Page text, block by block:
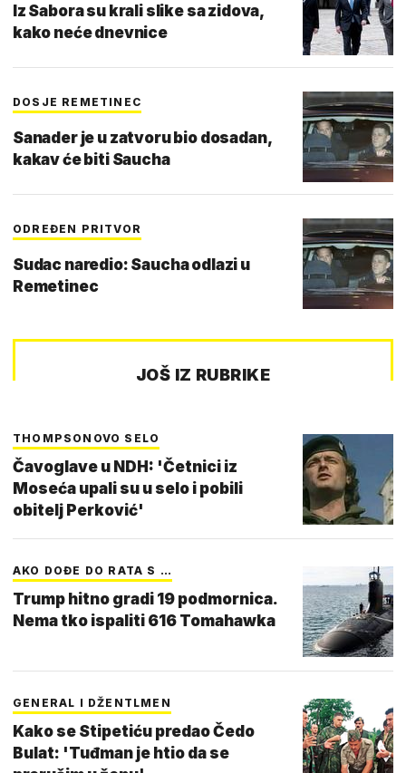
Iz Sabora su krali slike sa zidova,
kako neće dnevnice
DOSJE REMETINEC
Sanader je u zatvoru bio dosadan,
kakav će biti Saucha
ODREĐEN PRITVOR
Sudac naredio: Saucha odlazi u
Remetinec
JOŠ IZ RUBRIKE
THOMPSONOVO SELO
Čavoglave u NDH: 'Četnici iz
Moseća upali su u selo i pobili
obitelj Perković'
AKO DOĐE DO RATA S …
Trump hitno gradi 19 podmornica.
Nema tko ispaliti 616 Tomahawka
GENERAL I DŽENTLMEN
Kako se Stipetiću predao Čedo
Bulat: 'Tuđman je htio da se